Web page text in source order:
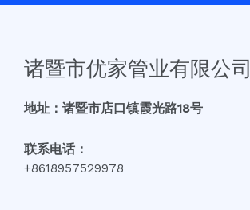
诸暨市优家管业有限公司
地址：诸暨市店口镇霞光路18号
联系电话：
+8618957529978